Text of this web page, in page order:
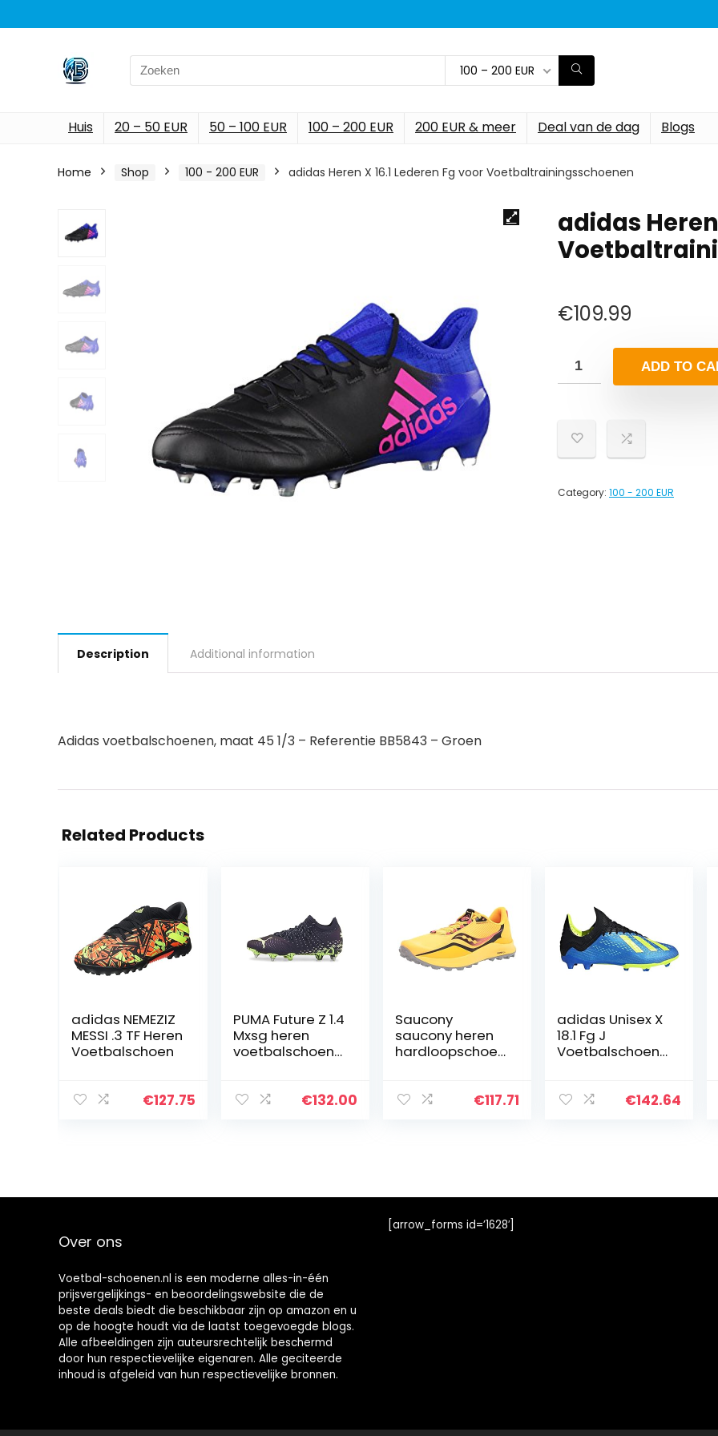
Search
for:
100 – 200 EUR
Huis 20 – 50 EUR 50 – 100 EUR 100 – 200 EUR 200 EUR & meer Deal van de dag Blogs
Home Shop 100 - 200 EUR adidas Heren X 16.1 Lederen Fg voor Voetbaltrainingsschoenen
adidas Heren
€109.99
ADD TO
Category: 100 - 200 EUR
Description Additional information
Adidas voetbalschoenen, maat 45 1/3 – Referentie BB5843 – Groen
Related Products
adidas NEMEZIZ
MESSI .3 TF Heren
Voetbalschoen
€127.75
PUMA Future Z 1.4
Mxsg heren
voetbalschoene
€132.00
Saucony
saucony heren
hardloopschoen
€117.71
adidas Unisex X
18.1 Fg J
Voetbalschoene
€142.64
Over ons
Voetbal-schoenen.nl is een moderne alles-in-één
prijsvergelijkings- en beoordelingswebsite die de
beste deals biedt die beschikbaar zijn op amazon en u
op de hoogte houdt via de laatst toegevoegde blogs.
Alle afbeeldingen zijn auteursrechtelijk beschermd
door hun respectievelijke eigenaren. Alle geciteerde
inhoud is afgeleid van hun respectievelijke bronnen.
[arrow_forms id=’1628′]